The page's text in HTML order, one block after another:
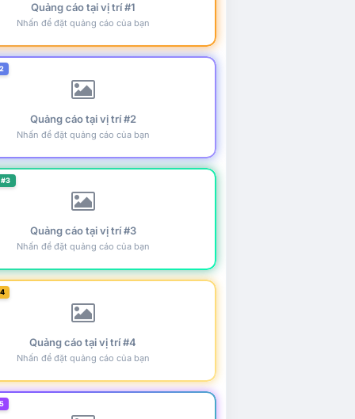
Quảng cáo tại vị trí #1
Nhấn để đặt quảng cáo của bạn
Quảng cáo tại vị trí #2
Nhấn để đặt quảng cáo của bạn
Quảng cáo tại vị trí #3
Nhấn để đặt quảng cáo của bạn
Quảng cáo tại vị trí #4
Nhấn để đặt quảng cáo của bạn